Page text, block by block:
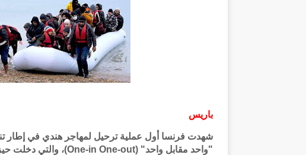
باريس
شهدت فرنسا أول عملية ترحيل لمهاجر هندي في إطار